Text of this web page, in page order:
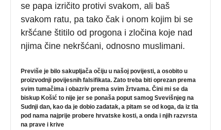
se papa izričito protivi svakom, ali baš
svakom ratu, pa tako čak i onom kojim bi se
kršćane štitilo od progona i zločina koje nad
njima čine nekršćani, odnosno muslimani.
Previše je bilo sakupljača očiju u našoj povijesti, a osobito u
proizvodnji povijesnih falsifikata. Zato treba biti oprezan prema
svim tumačima i obazriv prema svim žrtvama. Čini mi se da
biskup Košić to nije jer se ponaša poput samog Svevišnjeg na
Sudnji dan, kao da je dobio zadatak, a pitam se od koga, da iz tla
pod nama najprije probere hrvatske kosti, a onda i njih razvrsta
na prave i krive